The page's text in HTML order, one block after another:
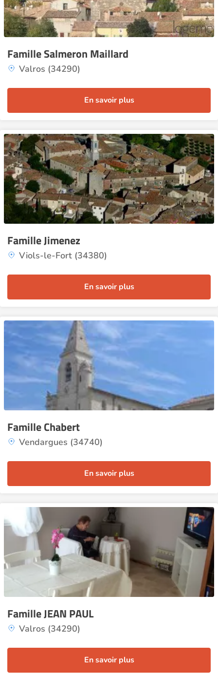
Famille Salmeron Maillard
Valros (34290)
En savoir plus
Famille Jimenez
Viols-le-Fort (34380)
En savoir plus
Famille Chabert
Vendargues (34740)
En savoir plus
Famille JEAN PAUL
Valros (34290)
En savoir plus